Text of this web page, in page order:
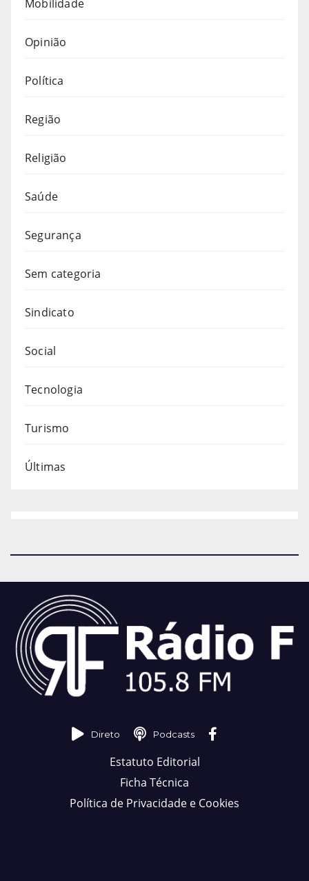
Mobilidade
Opinião
Política
Região
Religião
Saúde
Segurança
Sem categoria
Sindicato
Social
Tecnologia
Turismo
Últimas
Direto Podcasts
Estatuto Editorial
Ficha Técnica
Política de Privacidade e Cookies